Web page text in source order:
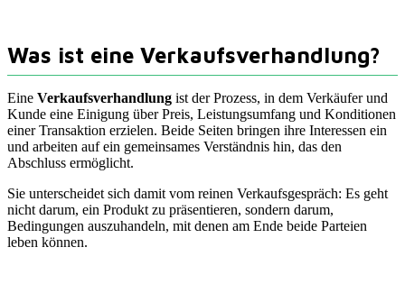
Was ist eine Verkaufsverhandlung?
Eine Verkaufsverhandlung ist der Prozess, in dem Verkäufer und
Kunde eine Einigung über Preis, Leistungsumfang und Konditionen
einer Transaktion erzielen. Beide Seiten bringen ihre Interessen ein
und arbeiten auf ein gemeinsames Verständnis hin, das den
Abschluss ermöglicht.
Sie unterscheidet sich damit vom reinen Verkaufsgespräch: Es geht
nicht darum, ein Produkt zu präsentieren, sondern darum,
Bedingungen auszuhandeln, mit denen am Ende beide Parteien
leben können.